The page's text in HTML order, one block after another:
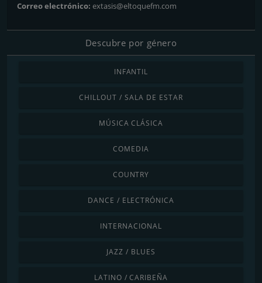
Correo electrónico: extasis@eltoquefm.com
Descubre por género
INFANTIL
CHILLOUT / SALA DE ESTAR
MÚSICA CLÁSICA
COMEDIA
COUNTRY
DANCE / ELECTRÓNICA
INTERNACIONAL
JAZZ / BLUES
LATINO / CARIBEÑA